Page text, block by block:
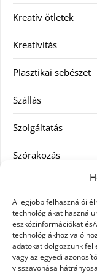
A legjobb felhasználói
technológiákat
eszközinformációkat
technológiákhoz való
adatokat dolgozzunk fel
vagy az egyedi
visszavonása
Kreatív ötletek
Kreativitás
Plasztikai sebészet
Szállás
Szolgáltatás
Szórakozás
Vásárlás
Víztisztítás
Webáruház